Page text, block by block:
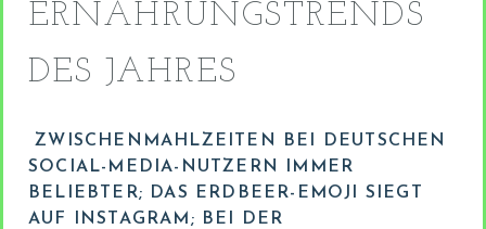
ERNÄHRUNGSTRENDS
DES JAHRES
ZWISCHENMAHLZEITEN BEI DEUTSCHEN
SOCIAL-MEDIA-NUTZERN IMMER
BELIEBTER; DAS ERDBEER-EMOJI SIEGT
AUF INSTAGRAM; BEI DER